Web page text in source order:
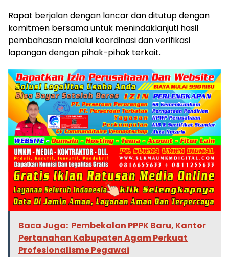
Rapat berjalan dengan lancar dan ditutup dengan
komitmen bersama untuk menindaklanjuti hasil
pembahasan melalui koordinasi dan verifikasi
lapangan dengan pihak-pihak terkait.
Baca Juga: Pembekalan PPPK Baru, Kantor
Pertanahan Kabupaten Agam Perkuat
Profesionalisme Pegawai